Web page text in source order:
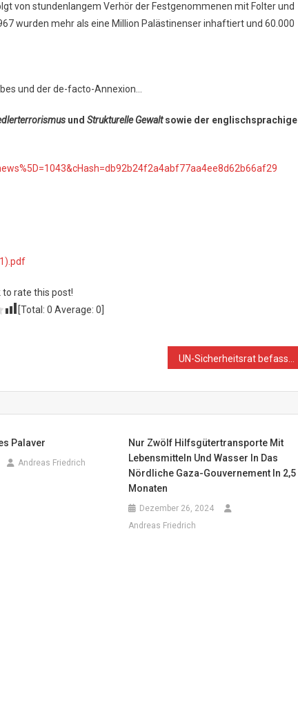
von stundenlangem Verhör der Festgenommenen mit Folter und
wurden mehr als eine Million Palästinenser inhaftiert und 60.000
und der de-facto-Annexion…
und Strukturelle Gewaltsowie der englischsprachige
to rate this post!
[Total: 0 Average: 0
Palaver
Andreas Friedrich
Nur Zwölf Hilfsgütertransporte Mit
Lebensmitteln Und Wasser In Das
Nördliche Gaza-Gouvernement In 2,5
Monaten
Dezember 26, 2024
Andreas Friedrich